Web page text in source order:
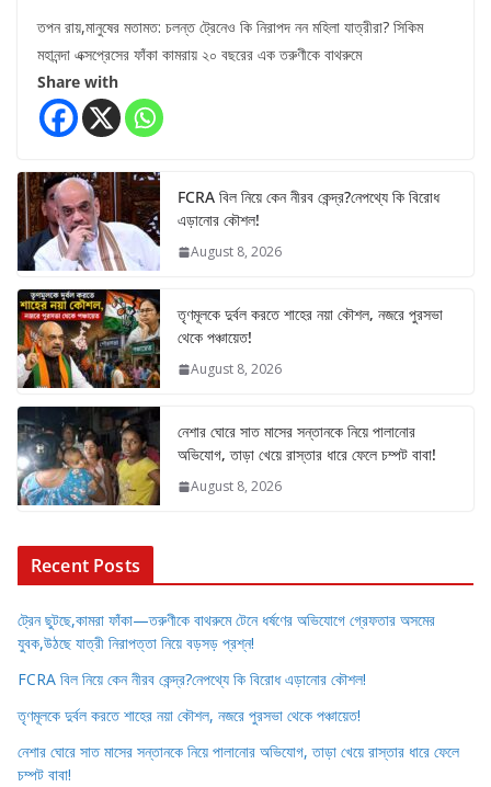
তপন রায়,মানুষের মতামত: চলন্ত ট্রেনেও কি নিরাপদ নন মহিলা যাত্রীরা? সিকিম
মহানন্দা এক্সপ্রেসের ফাঁকা কামরায় ২০ বছরের এক তরুণীকে বাথরুমে
Share with
FCRA বিল নিয়ে কেন নীরব কেন্দ্র?নেপথ্যে কি বিরোধ
এড়ানোর কৌশল!
August 8, 2026
তৃণমূলকে দুর্বল করতে শাহের নয়া কৌশল, নজরে পুরসভা
থেকে পঞ্চায়েত!
August 8, 2026
নেশার ঘোরে সাত মাসের সন্তানকে নিয়ে পালানোর
অভিযোগ, তাড়া খেয়ে রাস্তার ধারে ফেলে চম্পট বাবা!
August 8, 2026
Recent Posts
ট্রেন ছুটছে,কামরা ফাঁকা—তরুণীকে বাথরুমে টেনে ধর্ষণের অভিযোগে গ্রেফতার অসমের
যুবক,উঠছে যাত্রী নিরাপত্তা নিয়ে বড়সড় প্রশ্ন!
FCRA বিল নিয়ে কেন নীরব কেন্দ্র?নেপথ্যে কি বিরোধ এড়ানোর কৌশল!
তৃণমূলকে দুর্বল করতে শাহের নয়া কৌশল, নজরে পুরসভা থেকে পঞ্চায়েত!
নেশার ঘোরে সাত মাসের সন্তানকে নিয়ে পালানোর অভিযোগ, তাড়া খেয়ে রাস্তার ধারে ফেলে
চম্পট বাবা!